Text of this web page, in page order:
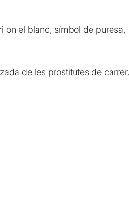
on el blanc, símbol de puresa,
de les prostitutes de carrer.